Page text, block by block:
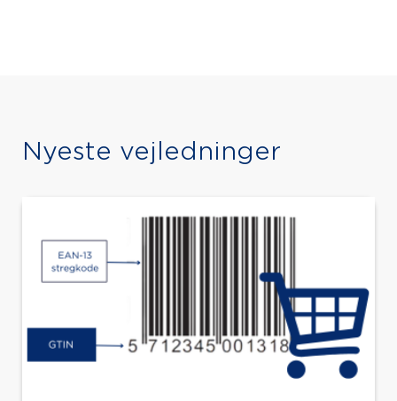
Nyeste vejledninger